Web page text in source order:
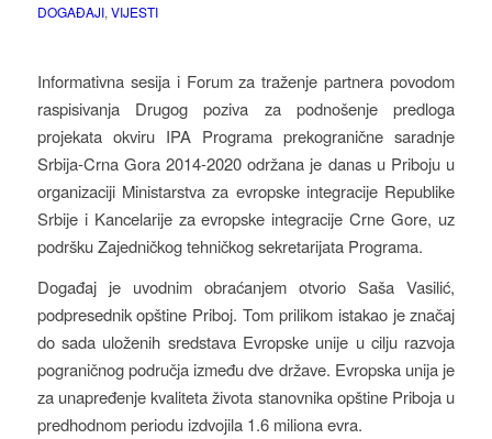
DOGAĐAJI, VIJESTI
Informativna sesija i Forum za traženje partnera povodom
raspisivanja Drugog poziva za podnošenje predloga
projekata okviru IPA Programa prekogranične saradnje
Srbija-Crna Gora 2014-2020 održana je danas u Priboju u
organizaciji Ministarstva za evropske integracije Republike
Srbije i Kancelarije za evropske integracije Crne Gore, uz
podršku Zajedničkog tehničkog sekretarijata Programa.
Događaj je uvodnim obraćanjem otvorio Saša Vasilić,
podpresednik opštine Priboj. Tom prilikom istakao je značaj
do sada uloženih sredstava Evropske unije u cilju razvoja
pograničnog područja između dve države. Evropska unija je
za unapređenje kvaliteta života stanovnika opštine Priboja u
predhodnom periodu izdvojila 1.6 miliona evra.